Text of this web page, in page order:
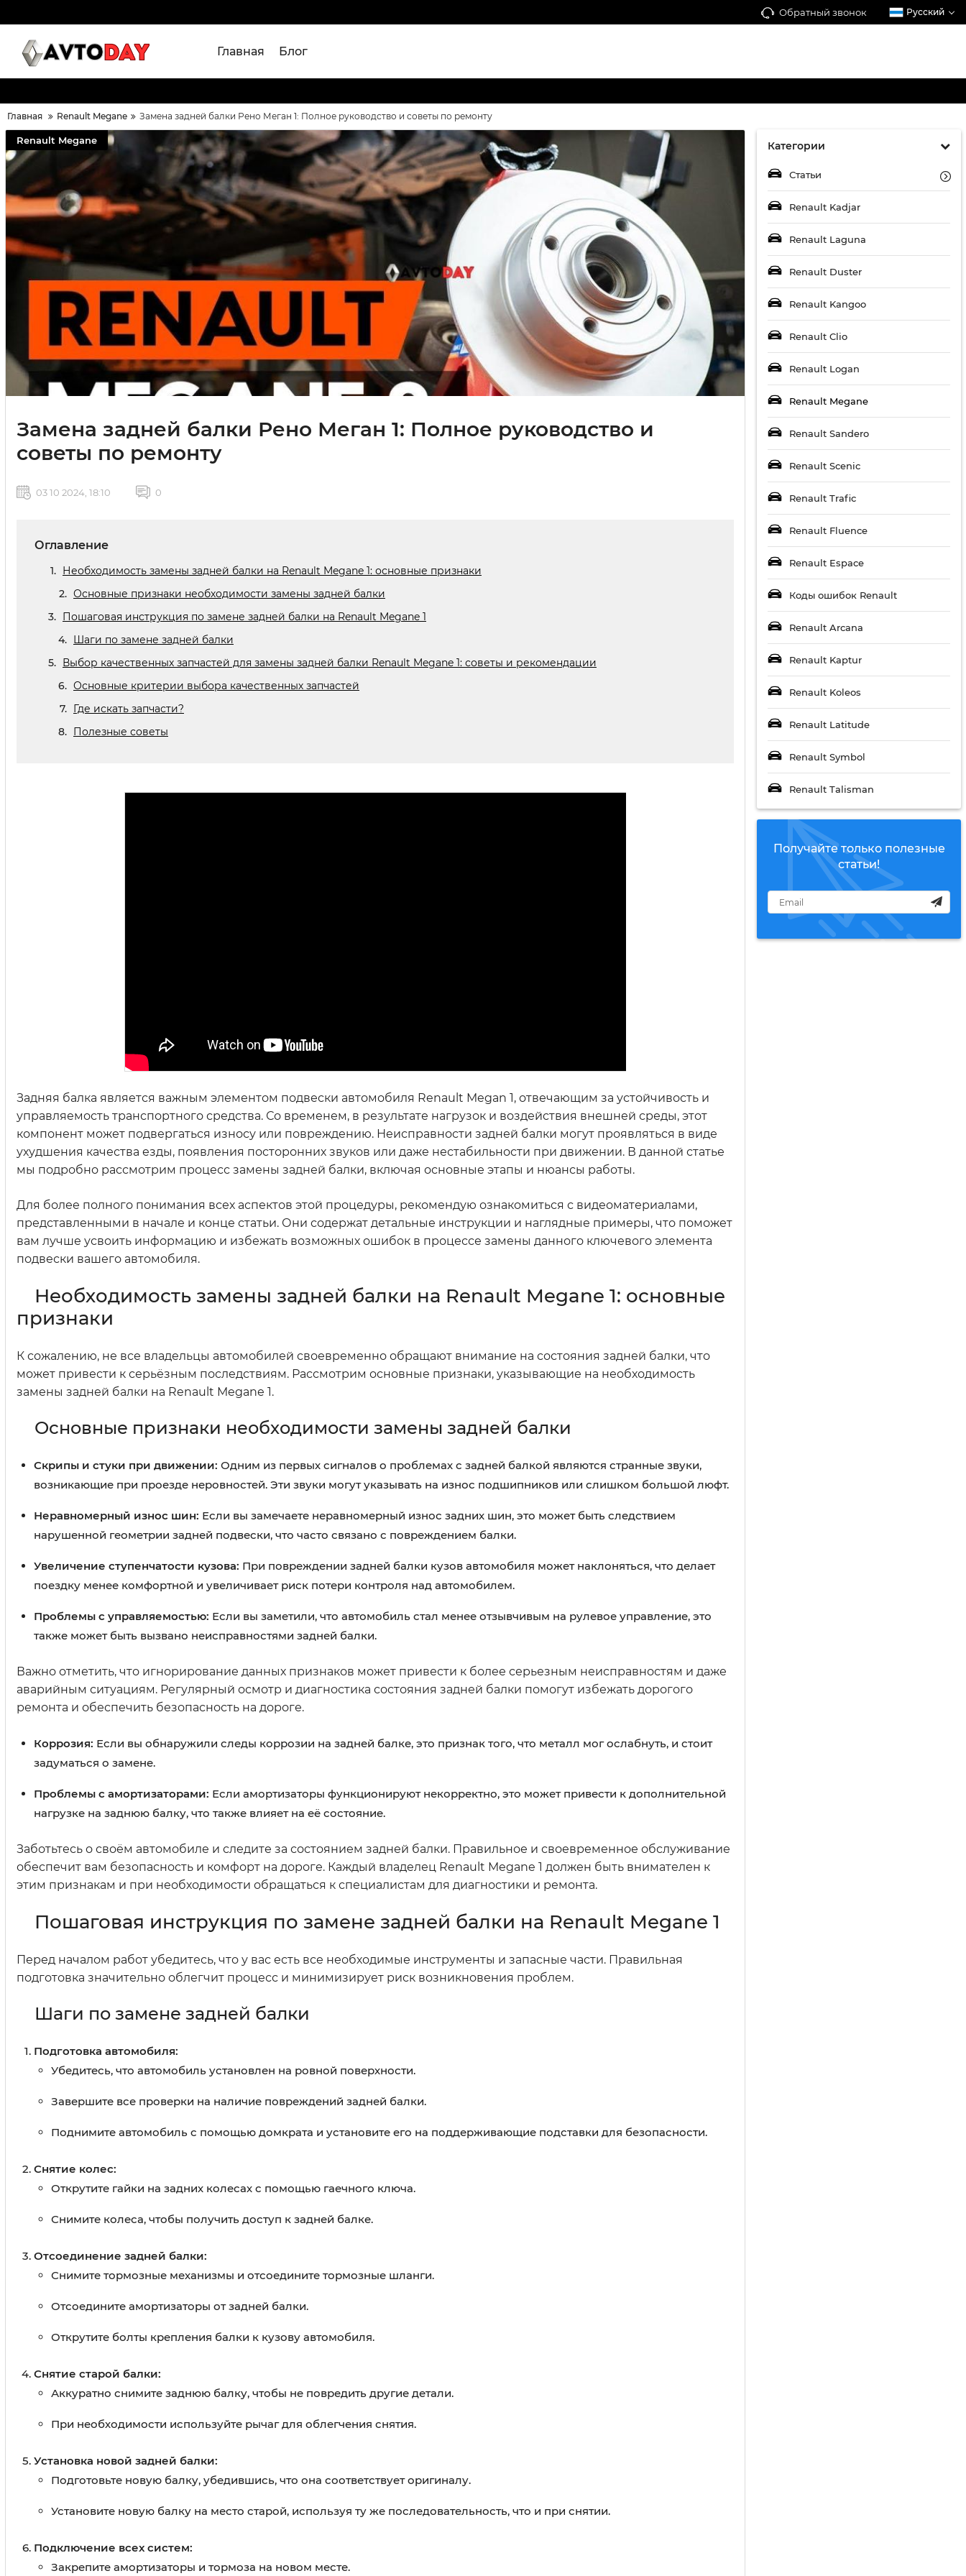
Обратный звонок Русский
Главная Блог
Главная Renault Megane Замена задней балки Рено Меган 1: Полное руководство и советы по ремонту
Категории
Статьи
Renault Kadjar
Renault Laguna
Renault Duster
Renault Kangoo
Renault Clio
Renault Logan
Renault Megane
Renault Sandero
Renault Scenic
Renault Trafic
Renault Fluence
Renault Espace
Коды ошибок Renault
Renault Arcana
Renault Kaptur
Renault Koleos
Renault Latitude
Renault Symbol
Renault Talisman
Получайте только полезные
статьи!
Renault Megane
Замена задней балки Рено Меган 1: Полное руководство и
советы по ремонту
03 10 2024, 18:10 0
Оглавление
Необходимость замены задней балки на Renault Megane 1: основные признаки
Основные признаки необходимости замены задней балки
Пошаговая инструкция по замене задней балки на Renault Megane 1
Шаги по замене задней балки
Выбор качественных запчастей для замены задней балки Renault Megane 1: советы и рекомендации
Основные критерии выбора качественных запчастей
Где искать запчасти?
Полезные советы
Задняя балка является важным элементом подвески автомобиля Renault Megan 1, отвечающим за устойчивость и
управляемость транспортного средства. Со временем, в результате нагрузок и воздействия внешней среды, этот
компонент может подвергаться износу или повреждению. Неисправности задней балки могут проявляться в виде
ухудшения качества езды, появления посторонних звуков или даже нестабильности при движении. В данной статье
мы подробно рассмотрим процесс замены задней балки, включая основные этапы и нюансы работы.
Для более полного понимания всех аспектов этой процедуры, рекомендую ознакомиться с видеоматериалами,
представленными в начале и конце статьи. Они содержат детальные инструкции и наглядные примеры, что поможет
вам лучше усвоить информацию и избежать возможных ошибок в процессе замены данного ключевого элемента
подвески вашего автомобиля.
Необходимость замены задней балки на Renault Megane 1: основные
признаки
К сожалению, не все владельцы автомобилей своевременно обращают внимание на состояния задней балки, что
может привести к серьёзным последствиям. Рассмотрим основные признаки, указывающие на необходимость
замены задней балки на Renault Megane 1.
Основные признаки необходимости замены задней балки
Скрипы и стуки при движении: Одним из первых сигналов о проблемах с задней балкой являются странные звуки,
возникающие при проезде неровностей. Эти звуки могут указывать на износ подшипников или слишком большой люфт.
Неравномерный износ шин: Если вы замечаете неравномерный износ задних шин, это может быть следствием
нарушенной геометрии задней подвески, что часто связано с повреждением балки.
Увеличение ступенчатости кузова: При повреждении задней балки кузов автомобиля может наклоняться, что делает
поездку менее комфортной и увеличивает риск потери контроля над автомобилем.
Проблемы с управляемостью: Если вы заметили, что автомобиль стал менее отзывчивым на рулевое управление, это
также может быть вызвано неисправностями задней балки.
Важно отметить, что игнорирование данных признаков может привести к более серьезным неисправностям и даже
аварийным ситуациям. Регулярный осмотр и диагностика состояния задней балки помогут избежать дорогого
ремонта и обеспечить безопасность на дороге.
Коррозия: Если вы обнаружили следы коррозии на задней балке, это признак того, что металл мог ослабнуть, и стоит
задуматься о замене.
Проблемы с амортизаторами: Если амортизаторы функционируют некорректно, это может привести к дополнительной
нагрузке на заднюю балку, что также влияет на её состояние.
Заботьтесь о своём автомобиле и следите за состоянием задней балки. Правильное и своевременное обслуживание
обеспечит вам безопасность и комфорт на дороге. Каждый владелец Renault Megane 1 должен быть внимателен к
этим признакам и при необходимости обращаться к специалистам для диагностики и ремонта.
Пошаговая инструкция по замене задней балки на Renault Megane 1
Перед началом работ убедитесь, что у вас есть все необходимые инструменты и запасные части. Правильная
подготовка значительно облегчит процесс и минимизирует риск возникновения проблем.
Шаги по замене задней балки
Подготовка автомобиля:
Убедитесь, что автомобиль установлен на ровной поверхности.
Завершите все проверки на наличие повреждений задней балки.
Поднимите автомобиль с помощью домкрата и установите его на поддерживающие подставки для безопасности.
Снятие колес:
Открутите гайки на задних колесах с помощью гаечного ключа.
Снимите колеса, чтобы получить доступ к задней балке.
Отсоединение задней балки:
Снимите тормозные механизмы и отсоедините тормозные шланги.
Отсоедините амортизаторы от задней балки.
Открутите болты крепления балки к кузову автомобиля.
Снятие старой балки:
Аккуратно снимите заднюю балку, чтобы не повредить другие детали.
При необходимости используйте рычаг для облегчения снятия.
Установка новой задней балки:
Подготовьте новую балку, убедившись, что она соответствует оригиналу.
Установите новую балку на место старой, используя ту же последовательность, что и при снятии.
Подключение всех систем:
Закрепите амортизаторы и тормоза на новом месте.